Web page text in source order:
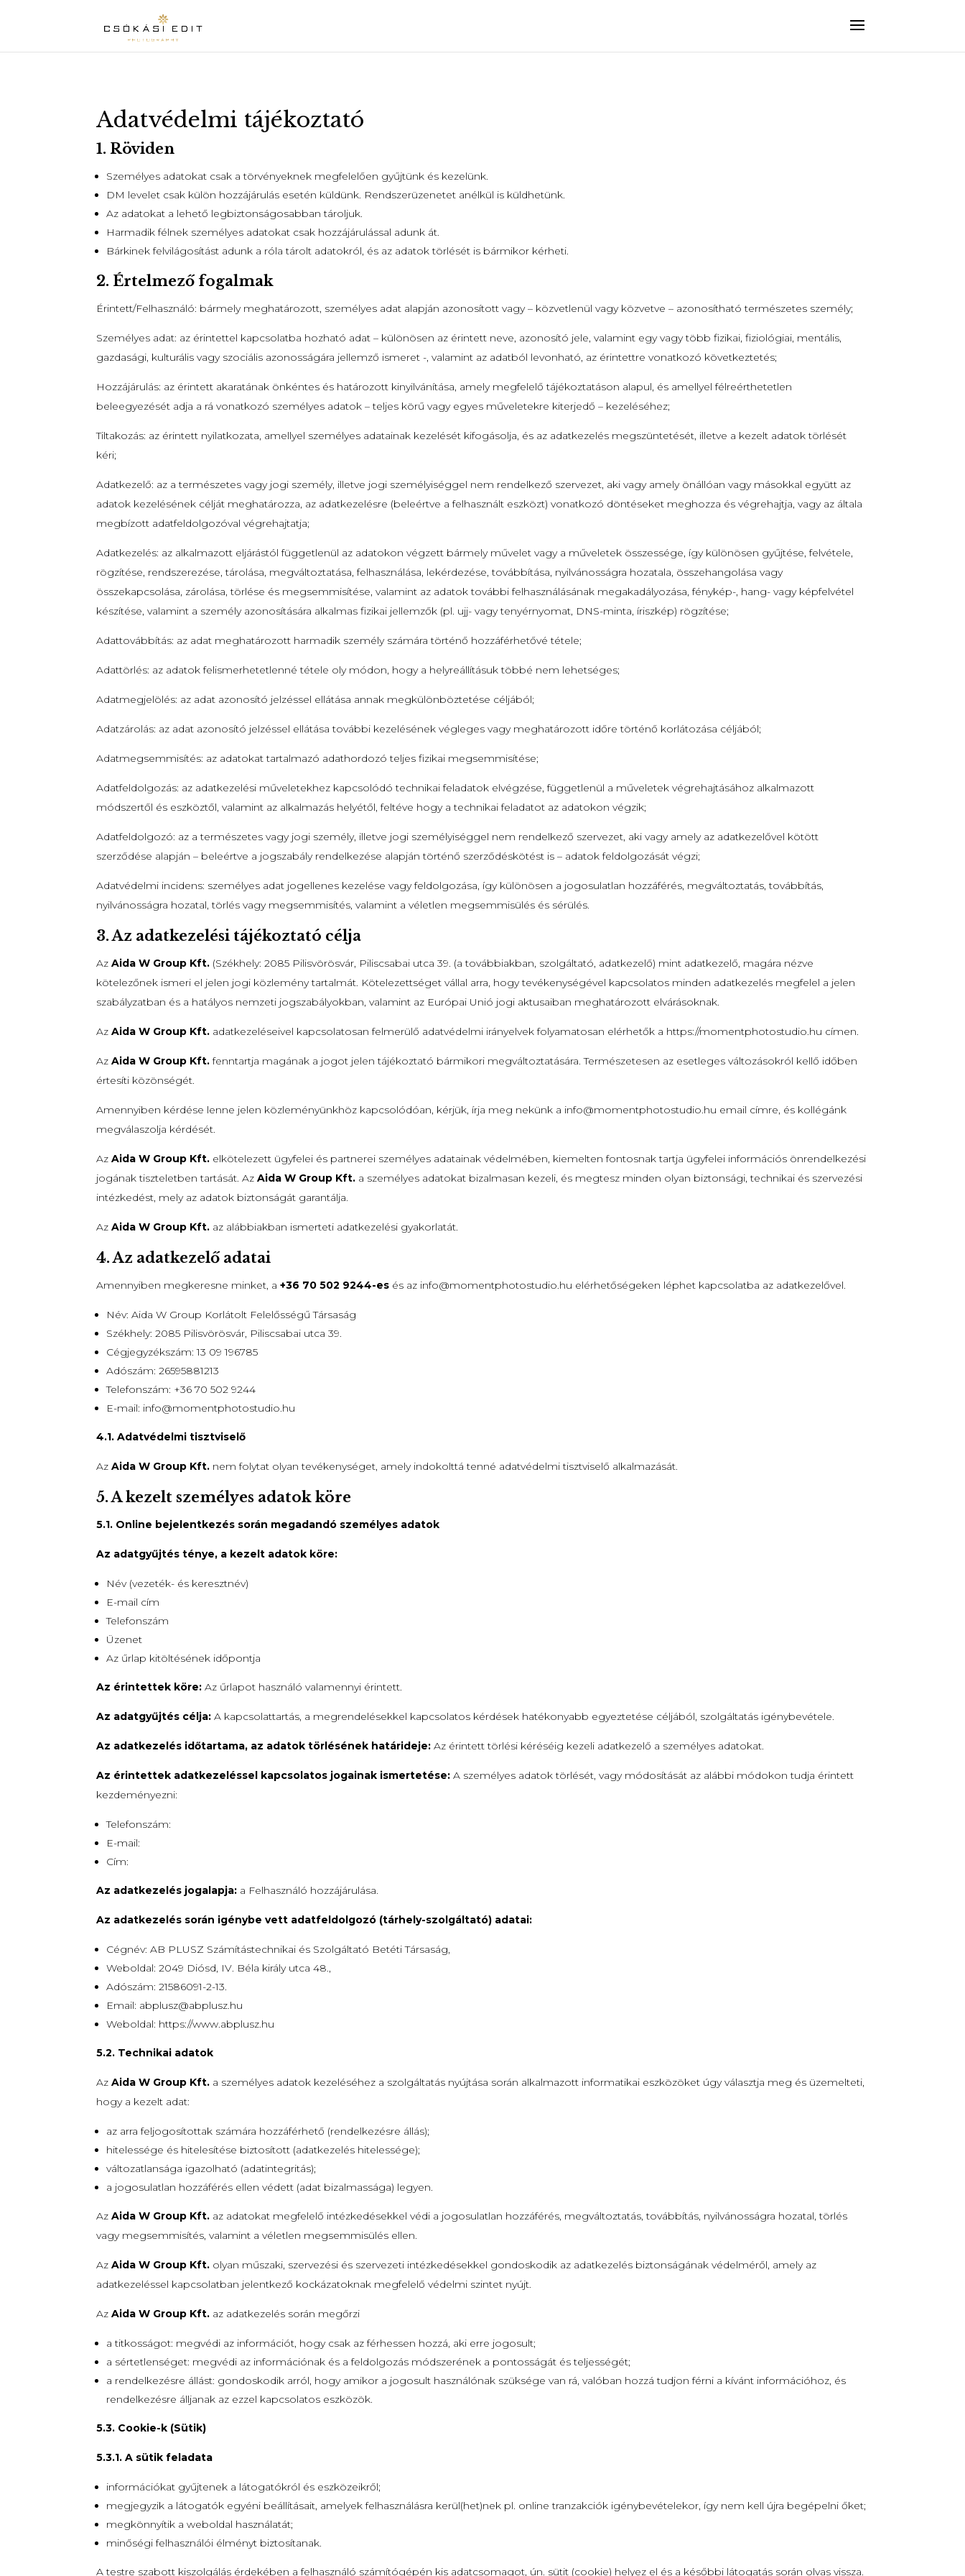
Adatvédelmi tájékoztató
1. Röviden
Személyes adatokat csak a törvényeknek megfelelően gyűjtünk és kezelünk.
DM levelet csak külön hozzájárulás esetén küldünk. Rendszerüzenetet anélkül is küldhetünk.
Az adatokat a lehető legbiztonságosabban tároljuk.
Harmadik félnek személyes adatokat csak hozzájárulással adunk át.
Bárkinek felvilágosítást adunk a róla tárolt adatokról, és az adatok törlését is bármikor kérheti.
2. Értelmező fogalmak
Érintett/Felhasználó: bármely meghatározott, személyes adat alapján azonosított vagy – közvetlenül vagy közvetve – azonosítható természetes személy;
Személyes adat: az érintettel kapcsolatba hozható adat – különösen az érintett neve, azonosító jele, valamint egy vagy több fizikai, fiziológiai, mentális,
gazdasági, kulturális vagy szociális azonosságára jellemző ismeret -, valamint az adatból levonható, az érintettre vonatkozó következtetés;
Hozzájárulás: az érintett akaratának önkéntes és határozott kinyilvánítása, amely megfelelő tájékoztatáson alapul, és amellyel félreérthetetlen
beleegyezését adja a rá vonatkozó személyes adatok – teljes körű vagy egyes műveletekre kiterjedő – kezeléséhez;
Tiltakozás: az érintett nyilatkozata, amellyel személyes adatainak kezelését kifogásolja, és az adatkezelés megszüntetését, illetve a kezelt adatok törlését
kéri;
Adatkezelő: az a természetes vagy jogi személy, illetve jogi személyiséggel nem rendelkező szervezet, aki vagy amely önállóan vagy másokkal együtt az
adatok kezelésének célját meghatározza, az adatkezelésre (beleértve a felhasznált eszközt) vonatkozó döntéseket meghozza és végrehajtja, vagy az általa
megbízott adatfeldolgozóval végrehajtatja;
Adatkezelés: az alkalmazott eljárástól függetlenül az adatokon végzett bármely művelet vagy a műveletek összessége, így különösen gyűjtése, felvétele,
rögzítése, rendszerezése, tárolása, megváltoztatása, felhasználása, lekérdezése, továbbítása, nyilvánosságra hozatala, összehangolása vagy
összekapcsolása, zárolása, törlése és megsemmisítése, valamint az adatok további felhasználásának megakadályozása, fénykép-, hang- vagy képfelvétel
készítése, valamint a személy azonosítására alkalmas fizikai jellemzők (pl. ujj- vagy tenyérnyomat, DNS-minta, íriszkép) rögzítése;
Adattovábbítás: az adat meghatározott harmadik személy számára történő hozzáférhetővé tétele;
Adattörlés: az adatok felismerhetetlenné tétele oly módon, hogy a helyreállításuk többé nem lehetséges;
Adatmegjelölés: az adat azonosító jelzéssel ellátása annak megkülönböztetése céljából;
Adatzárolás: az adat azonosító jelzéssel ellátása további kezelésének végleges vagy meghatározott időre történő korlátozása céljából;
Adatmegsemmisítés: az adatokat tartalmazó adathordozó teljes fizikai megsemmisítése;
Adatfeldolgozás: az adatkezelési műveletekhez kapcsolódó technikai feladatok elvégzése, függetlenül a műveletek végrehajtásához alkalmazott
módszertől és eszköztől, valamint az alkalmazás helyétől, feltéve hogy a technikai feladatot az adatokon végzik;
Adatfeldolgozó: az a természetes vagy jogi személy, illetve jogi személyiséggel nem rendelkező szervezet, aki vagy amely az adatkezelővel kötött
szerződése alapján – beleértve a jogszabály rendelkezése alapján történő szerződéskötést is – adatok feldolgozását végzi;
Adatvédelmi incidens: személyes adat jogellenes kezelése vagy feldolgozása, így különösen a jogosulatlan hozzáférés, megváltoztatás, továbbítás,
nyilvánosságra hozatal, törlés vagy megsemmisítés, valamint a véletlen megsemmisülés és sérülés.
3. Az adatkezelési tájékoztató célja
AzAida W Group Kft. (Székhely: 2085 Pilisvörösvár, Piliscsabai utca 39. (a továbbiakban, szolgáltató, adatkezelő) mint adatkezelő, magára nézve
kötelezőnek ismeri el jelen jogi közlemény tartalmát. Kötelezettséget vállal arra, hogy tevékenységével kapcsolatos minden adatkezelés megfelel a jelen
szabályzatban és a hatályos nemzeti jogszabályokban, valamint az Európai Unió jogi aktusaiban meghatározott elvárásoknak.
AzAida W Group Kft. adatkezeléseivel kapcsolatosan felmerülő adatvédelmi irányelvek folyamatosan elérhetők a https://momentphotostudio.hu címen.
AzAida W Group Kft.fenntartja magának a jogot jelen tájékoztató bármikori megváltoztatására. Természetesen az esetleges változásokról kellő időben
értesíti közönségét.
Amennyiben kérdése lenne jelen közleményünkhöz kapcsolódóan, kérjük, írja meg nekünk a info@momentphotostudio.hu email címre, és kollégánk
megválaszolja kérdését.
AzAida W Group Kft. elkötelezett ügyfelei és partnerei személyes adatainak védelmében, kiemelten fontosnak tartja ügyfelei információs önrendelkezési
jogának tiszteletben tartását. AzAida W Group Kft. a személyes adatokat bizalmasan kezeli, és megtesz minden olyan biztonsági, technikai és szervezési
intézkedést, mely az adatok biztonságát garantálja.
AzAida W Group Kft. az alábbiakban ismerteti adatkezelési gyakorlatát.
4. Az adatkezelő adatai
Amennyiben megkeresne minket, a+36 70 502 9244-es és az info@momentphotostudio.hu elérhetőségeken léphet kapcsolatba az adatkezelővel.
Név: Aida W Group Korlátolt Felelősségű Társaság
Székhely: 2085 Pilisvörösvár, Piliscsabai utca 39.
Cégjegyzékszám: 13 09 196785
Adószám: 26595881213
Telefonszám: +36 70 502 9244
E-mail: info@momentphotostudio.hu
4.1. Adatvédelmi tisztviselő
AzAida W Group Kft. nem folytat olyan tevékenységet, amely indokolttá tenné adatvédelmi tisztviselő alkalmazását.
5. A kezelt személyes adatok köre
5.1. Online bejelentkezés során megadandó személyes adatok
Az adatgyűjtés ténye, a kezelt adatok köre:
Név (vezeték- és keresztnév)
E-mail cím
Telefonszám
Üzenet
Az űrlap kitöltésének időpontja
Az érintettek köre:Az űrlapot használó valamennyi érintett.
Az adatgyűjtés célja: A kapcsolattartás, a megrendelésekkel kapcsolatos kérdések hatékonyabb egyeztetése céljából, szolgáltatás igénybevétele.
Az adatkezelés időtartama, az adatok törlésének határideje: Az érintett törlési kéréséig kezeli adatkezelő a személyes adatokat.
Az érintettek adatkezeléssel kapcsolatos jogainak ismertetése: A személyes adatok törlését, vagy módosítását az alábbi módokon tudja érintett
kezdeményezni:
Telefonszám:
E-mail:
Cím:
Az adatkezelés jogalapja: a Felhasználó hozzájárulása.
Az adatkezelés során igénybe vett adatfeldolgozó (tárhely-szolgáltató) adatai:
Cégnév: AB PLUSZ Számítástechnikai és Szolgáltató Betéti Társaság,
Weboldal: 2049 Diósd, IV. Béla király utca 48.,
Adószám: 21586091-2-13.
Email: abplusz@abplusz.hu
Weboldal: https://www.abplusz.hu
5.2. Technikai adatok
AzAida W Group Kft. a személyes adatok kezeléséhez a szolgáltatás nyújtása során alkalmazott informatikai eszközöket úgy választja meg és üzemelteti,
hogy a kezelt adat:
az arra feljogosítottak számára hozzáférhető (rendelkezésre állás);
hitelessége és hitelesítése biztosított (adatkezelés hitelessége);
változatlansága igazolható (adatintegritás);
a jogosulatlan hozzáférés ellen védett (adat bizalmassága) legyen.
AzAida W Group Kft. az adatokat megfelelő intézkedésekkel védi a jogosulatlan hozzáférés, megváltoztatás, továbbítás, nyilvánosságra hozatal, törlés
vagy megsemmisítés, valamint a véletlen megsemmisülés ellen.
AzAida W Group Kft. olyan műszaki, szervezési és szervezeti intézkedésekkel gondoskodik az adatkezelés biztonságának védelméről, amely az
adatkezeléssel kapcsolatban jelentkező kockázatoknak megfelelő védelmi szintet nyújt.
AzAida W Group Kft. az adatkezelés során megőrzi
a titkosságot: megvédi az információt, hogy csak az férhessen hozzá, aki erre jogosult;
a sértetlenséget: megvédi az információnak és a feldolgozás módszerének a pontosságát és teljességét;
a rendelkezésre állást: gondoskodik arról, hogy amikor a jogosult használónak szüksége van rá, valóban hozzá tudjon férni a kívánt információhoz, és
rendelkezésre álljanak az ezzel kapcsolatos eszközök.
5.3. Cookie-k (Sütik)
5.3.1. A sütik feladata
információkat gyűjtenek a látogatókról és eszközeikről;
megjegyzik a látogatók egyéni beállításait, amelyek felhasználásra kerül(het)nek pl. online tranzakciók igénybevételekor, így nem kell újra begépelni őket;
megkönnyítik a weboldal használatát;
minőségi felhasználói élményt biztosítanak.
A testre szabott kiszolgálás érdekében a felhasználó számítógépén kis adatcsomagot, ún. sütit (cookie) helyez el és a későbbi látogatás során olvas vissza.